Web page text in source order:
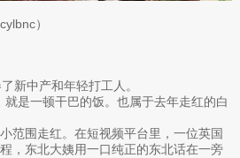
）
新中产和年轻打工人。
是一顿干巴的饭。也属于去年走红的白
范围走红。在短视频平台里，一位英国
，东北大姨用一口纯正的东北话在一旁